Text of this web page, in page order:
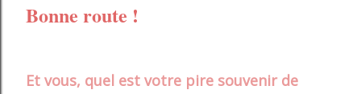
Bonne route !
Et vous, quel est votre pire souvenir de